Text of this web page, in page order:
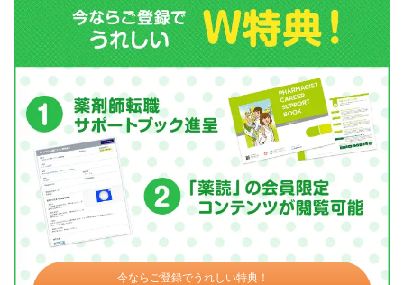
今ならご登録でうれしい特典！